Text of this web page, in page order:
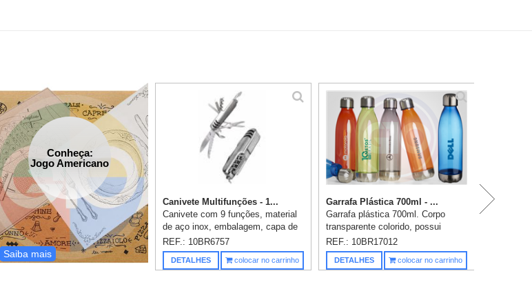
Conheça:
Jogo Americano
Saiba mais
Canivete Multifunções - 1...
Canivete com 9 funções, material
de aço inox, embalagem, capa de
nylon, gravação a laser já incluso.
REF.: 10BR6757
DETALHES colocar no carrinho
Garrafa Plástica 700ml - ...
Garrafa plástica 700ml. Corpo
transparente colorido, possui
tampa e base em alumínio. 1
Gravação já incluso.
REF.: 10BR17012
DETALHES colocar no carrinho